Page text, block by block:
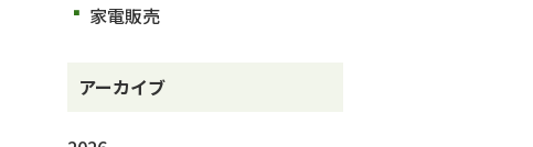
家電販売
アーカイブ